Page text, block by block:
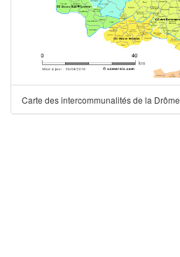
Carte des intercommunalités de la Drôme